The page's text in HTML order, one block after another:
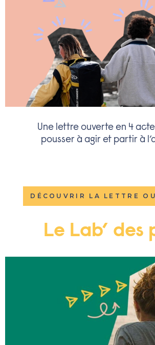
Une lettre ouverte en 4
pousser à agir et partir à
DÉCOUVRIR LA LETTRE
Le Lab’ des